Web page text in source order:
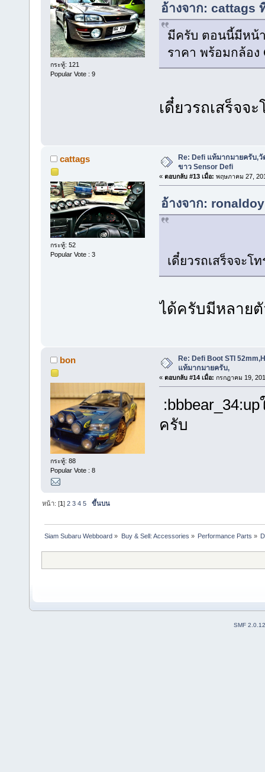
กระทู้: 121
Popular Vote : 9
อ้างจาก: cattags
มีครับ ตอนนี้มีหน้
ราคา พร้อมกล้อง
เดี๋ยวรถเสร็จ
cattags
กระทู้: 52
Popular Vote : 3
Re: Defi แท้มากมายครับ,
ขาว Sensor Defi
« ตอบกลับ #13 เมื่อ: พฤษภาคม 27,
อ้างจาก:
เดี๋ยวรถเสร็จจะ
ได้ครับมีหลายตั
bon
กระทู้: 88
Popular Vote : 8
Re: Defi Boot STI
แท้มากมายครับ,
« ตอบกลับ #14 เมื่อ: กรกฎาคม 19,
ครับ
หน้า: [1]2 3 4 5 ขึ้นบน
Siam Subaru Webboard » Buy & Sell: Accessories » Performance Parts »
SMF 2.0.12